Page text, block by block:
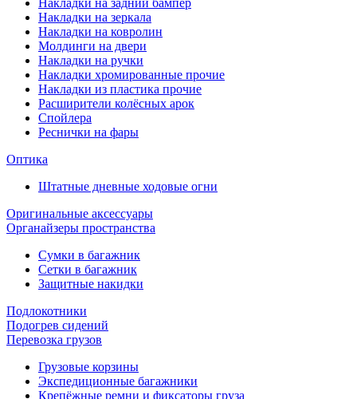
Накладки на задний бампер
Накладки на зеркала
Накладки на ковролин
Молдинги на двери
Накладки на ручки
Накладки хромированные прочие
Накладки из пластика прочие
Расширители колёсных арок
Спойлера
Реснички на фары
Оптика
Штатные дневные ходовые огни
Оригинальные аксессуары
Органайзеры пространства
Сумки в багажник
Сетки в багажник
Защитные накидки
Подлокотники
Подогрев сидений
Перевозка грузов
Грузовые корзины
Экспедиционные багажники
Крепёжные ремни и фиксаторы груза